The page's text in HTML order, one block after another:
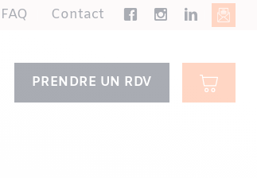
FAQ Contact
PRENDRE UN RDV